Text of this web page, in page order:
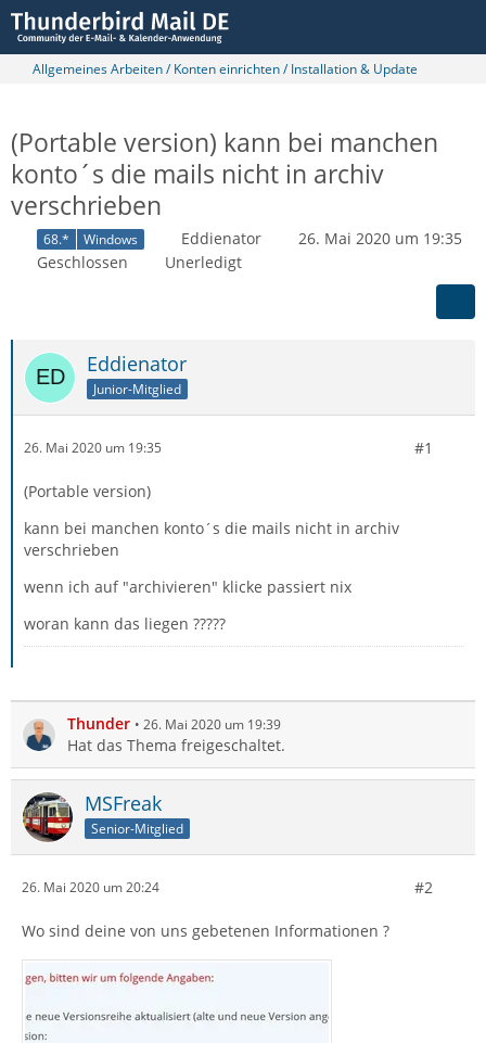
Allgemeines Arbeiten / Konten einrichten / Installation & Update
(Portable version) kann bei manchen
konto´s die mails nicht in archiv
verschrieben
68.* Windows Eddienator
26. Mai 2020 um 19:35
Geschlossen
Unerledigt
Eddienator
Junior-Mitglied
26. Mai 2020 um 19:35 #1
(Portable version)
kann bei manchen konto´s die mails nicht in archiv
verschrieben
wenn ich auf "archivieren" klicke passiert nix
woran kann das liegen ?????
Thunder 26. Mai 2020 um 19:39
Hat das Thema freigeschaltet.
MSFreak
Senior-Mitglied
26. Mai 2020 um 20:24 #2
Wo sind deine von uns gebetenen Informationen ?